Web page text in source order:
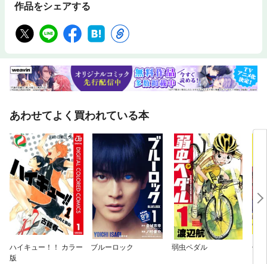
ラ式ショアジギ研究所広瀬達樹in宇和島周辺（愛媛県）第5回 ジグラバー
トック個体を狙ってラン＆ガン大分県大入島の〝お手軽離島アジング〟ゼ
クサス生誕10周年企画 輝かしい釣果をもたらす3達人の灯エギングの達
作品をシェアする
あわせてよく買われている本
ハイキュー！！ カラー
版
ブルーロック 弱虫ペダル
僕